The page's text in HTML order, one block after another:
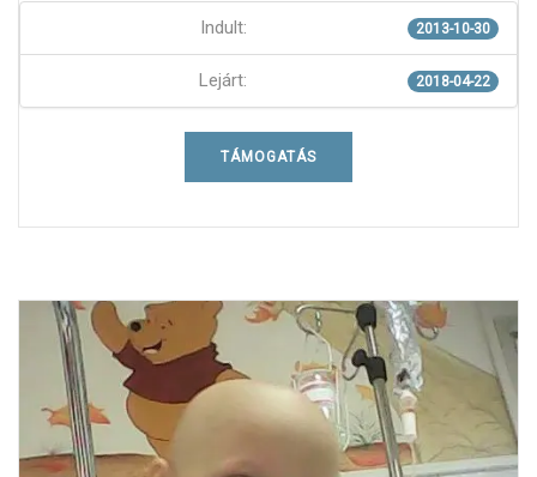
Indult: 2013-10-30
Lejárt: 2018-04-22
TÁMOGATÁS